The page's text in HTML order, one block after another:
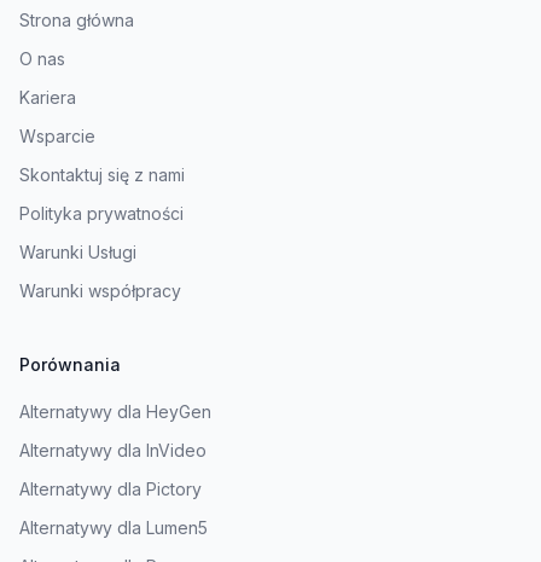
Strona główna
O nas
Kariera
Wsparcie
Skontaktuj się z nami
Polityka prywatności
Warunki Usługi
Warunki współpracy
Porównania
Alternatywy dla HeyGen
Alternatywy dla InVideo
Alternatywy dla Pictory
Alternatywy dla Lumen5